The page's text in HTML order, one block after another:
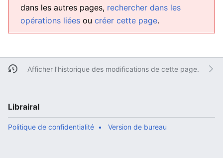
dans les autres pages, rechercher dans les
opérations liées ou créer cette page.
Afficher l’historique des modifications de cette page.
Librairal
Politique de confidentialité Version de bureau